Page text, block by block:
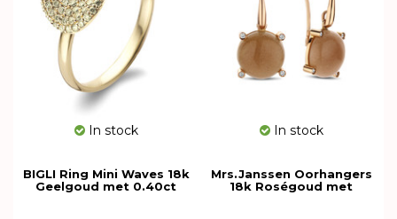
In stock
BIGLI Ring Mini Waves 18k
Geelgoud met 0.40ct
In stock
Mrs.Janssen Oorhangers
18k Roségoud met